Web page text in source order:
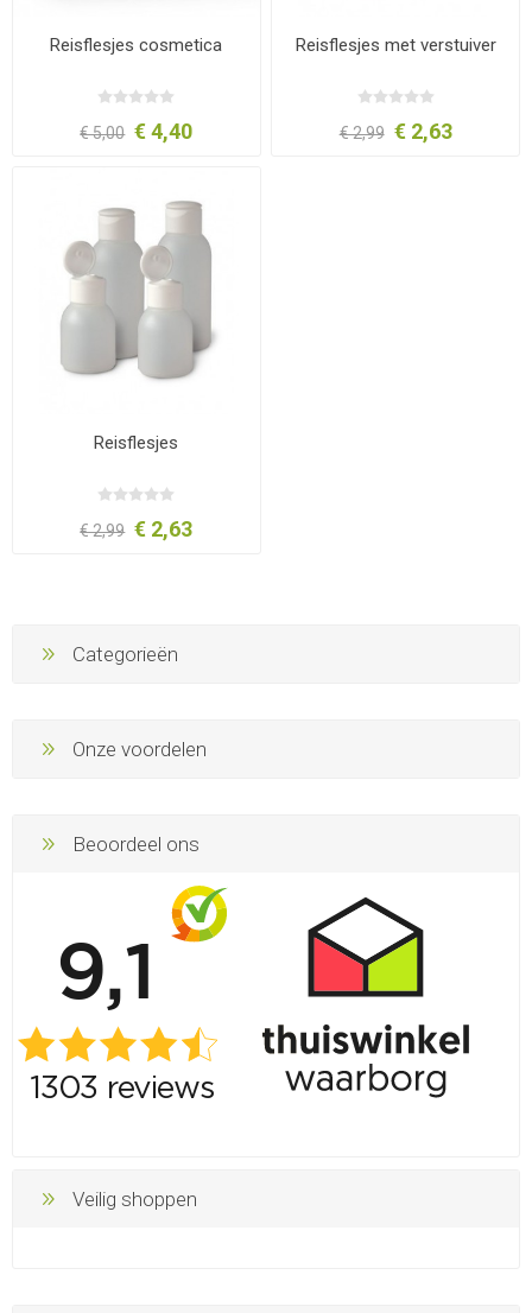
Reisflesjes cosmetica
€ 5,00 € 4,40
Reisflesjes met verstuiver
€ 2,99 € 2,63
Reisflesjes
€ 2,99 € 2,63
Categorieën
Onze voordelen
Beoordeel ons
Veilig shoppen